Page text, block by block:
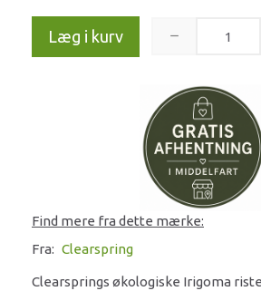
Læg i kurv
Find mere fra dette mærke:
Fra: Clearspring
Clearsprings økologiske Irigoma